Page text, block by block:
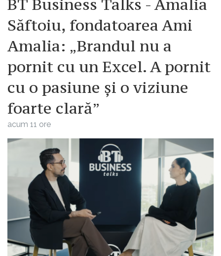
BT Business Talks - Amalia
Săftoiu, fondatoarea Ami
Amalia: „Brandul nu a
pornit cu un Excel. A pornit
cu o pasiune și o viziune
foarte clară”
acum 11 ore